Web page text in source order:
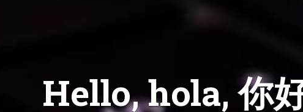
Hello, hola, 你